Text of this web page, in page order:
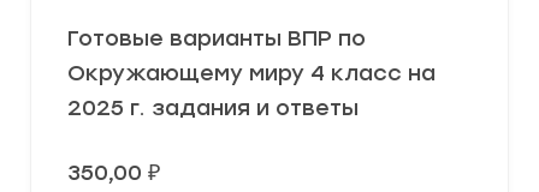
Готовые варианты ВПР по
Окружающему миру 4 класс на
2025 г. задания и ответы
350,00 ₽